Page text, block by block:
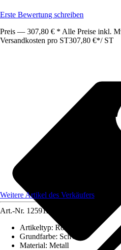
Erste Bewertung schreiben
Preis — 307,80 € * Alle Preise inkl.
Versandkosten pro ST307,80 €*/ ST
Weitere Artikel des Verkäufers
Art.-Nr. 12591248
Artikeltyp: Rosenbogen
Grundfarbe: Schwarz
Material: Metall